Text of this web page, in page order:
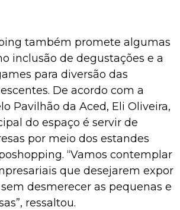
também promete algumas
inclusão de degustações e a
para diversão das
De acordo com a
Pavilhão da Aced, Eli Oliveira,
do espaço é servir de
por meio dos estandes
“Vamos contemplar
que desejarem expor
desmerecer as pequenas e
ressaltou.